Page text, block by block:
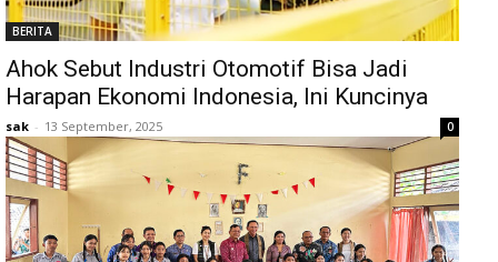
BERITA
Ahok Sebut Industri Otomotif Bisa Jadi
Harapan Ekonomi Indonesia, Ini Kuncinya
sak - 13 September, 2025 0